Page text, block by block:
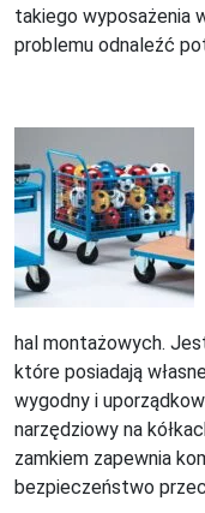
takiego wyposażenia
problemu odnaleźć
hal montażowych.
które posiadają
wygodny i
narzędziowy na
zamkiem zapewnia
bezpieczeństwo